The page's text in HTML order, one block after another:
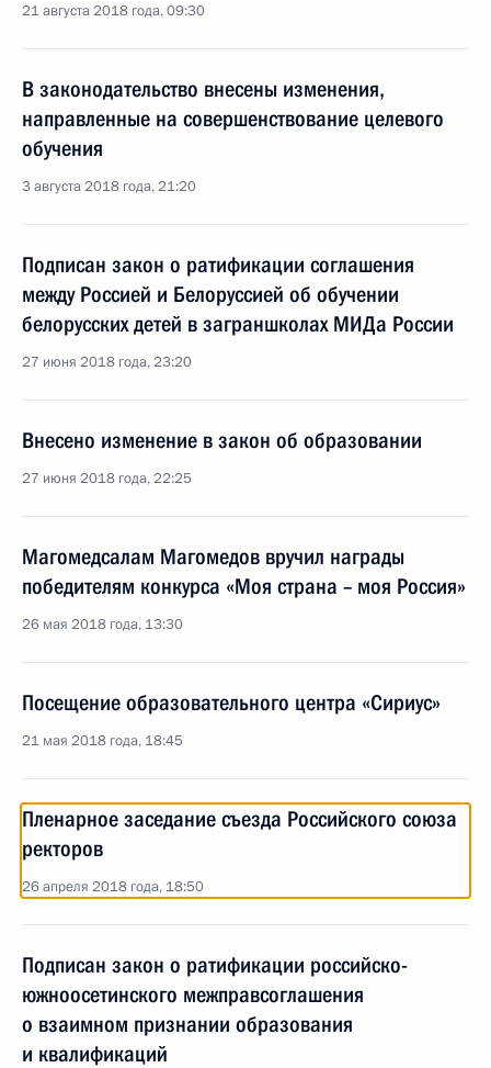
21 августа 2018 года, 09:30
В законодательство внесены изменения,
направленные на совершенствование целевого
обучения
3 августа 2018 года, 21:20
Подписан закон о ратификации соглашения
между Россией и Белоруссией об обучении
белорусских детей в заграншколах МИДа России
27 июня 2018 года, 23:20
Внесено изменение в закон об образовании
27 июня 2018 года, 22:25
Магомедсалам Магомедов вручил награды
победителям конкурса «Моя страна – моя Россия»
26 мая 2018 года, 13:30
Посещение образовательного центра «Сириус»
21 мая 2018 года, 18:45
Пленарное заседание съезда Российского союза
ректоров
26 апреля 2018 года, 18:50
Подписан закон о ратификации российско-
южноосетинского межправсоглашения
о взаимном признании образования
и квалификаций